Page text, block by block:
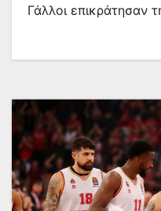
Γάλλοι επικράτησαν